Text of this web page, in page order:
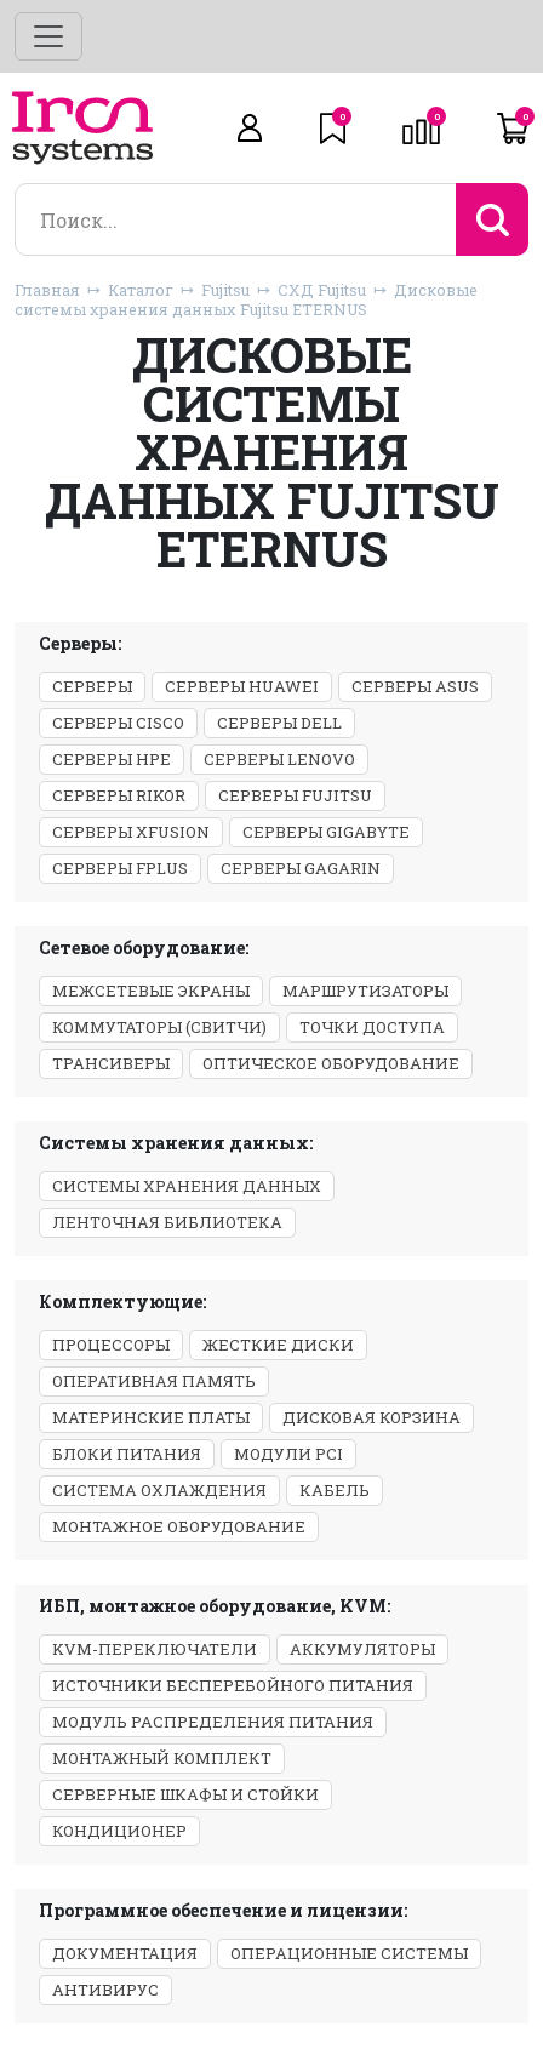
0 0 0
Главная Каталог Fujitsu СХД Fujitsu
Дисковые
системы хранения данных Fujitsu ETERNUS
ДИСКОВЫЕ
СИСТЕМЫ
ХРАНЕНИЯ
ДАННЫХ FUJITSU
ETERNUS
Серверы:
СЕРВЕРЫ СЕРВЕРЫ HUAWEI
СЕРВЕРЫ ASUS
СЕРВЕРЫ CISCO
СЕРВЕРЫ DELL
СЕРВЕРЫ HPE
СЕРВЕРЫ LENOVO
СЕРВЕРЫ RIKOR
СЕРВЕРЫ FUJITSU
СЕРВЕРЫ XFUSION
СЕРВЕРЫ GIGABYTE
СЕРВЕРЫ FPLUS
СЕРВЕРЫ GAGARIN
Сетевое оборудование:
МЕЖСЕТЕВЫЕ ЭКРАНЫ
МАРШРУТИЗАТОРЫ
КОММУТАТОРЫ (СВИТЧИ)
ТОЧКИ ДОСТУПА
ТРАНСИВЕРЫ
ОПТИЧЕСКОЕ ОБОРУДОВАНИЕ
Системы хранения данных:
СИСТЕМЫ ХРАНЕНИЯ ДАННЫХ
ЛЕНТОЧНАЯ БИБЛИОТЕКА
Комплектующие:
ПРОЦЕССОРЫ
ЖЕСТКИЕ ДИСКИ
ОПЕРАТИВНАЯ ПАМЯТЬ
МАТЕРИНСКИЕ ПЛАТЫ
ДИСКОВАЯ КОРЗИНА
БЛОКИ ПИТАНИЯ
МОДУЛИ PCI
СИСТЕМА ОХЛАЖДЕНИЯ
КАБЕЛЬ
МОНТАЖНОЕ ОБОРУДОВАНИЕ
ИБП, монтажное оборудование, KVM:
KVM-ПЕРЕКЛЮЧАТЕЛИ
АККУМУЛЯТОРЫ
ИСТОЧНИКИ БЕСПЕРЕБОЙНОГО ПИТАНИЯ
МОДУЛЬ РАСПРЕДЕЛЕНИЯ ПИТАНИЯ
МОНТАЖНЫЙ КОМПЛЕКТ
СЕРВЕРНЫЕ ШКАФЫ И СТОЙКИ
КОНДИЦИОНЕР
Программное обеспечение и лицензии:
ДОКУМЕНТАЦИЯ
ОПЕРАЦИОННЫЕ СИСТЕМЫ
АНТИВИРУС